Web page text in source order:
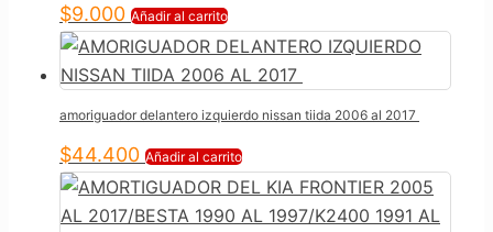
$9.000 Añadir al carrito
amoriguador delantero izquierdo nissan tiida 2006 al 2017
$44.400 Añadir al carrito